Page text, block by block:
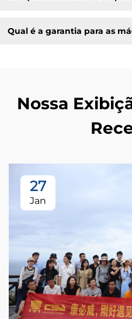
Qual é a garantia para as
Nossa
27
Jan